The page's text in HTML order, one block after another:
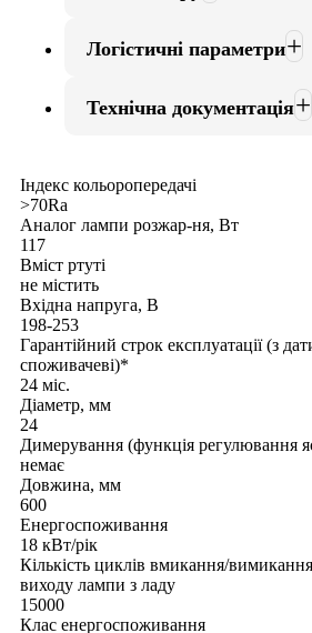
Логістичні параметри
Технічна документація
Індекс кольоропередачі
>70Ra
Аналог лампи розжар-ня, Вт
117
Вміст ртуті
не містить
Вхідна напруга, В
198-253
Гарантійний строк експлуатації (з
споживачеві)*
24 міс.
Діаметр, мм
24
Димерування (функція регулювання
немає
Довжина, мм
600
Енергоспоживання
18 кВт/рік
Кількість циклів вмикання/
виходу лампи з ладу
15000
Клас енергоспоживання